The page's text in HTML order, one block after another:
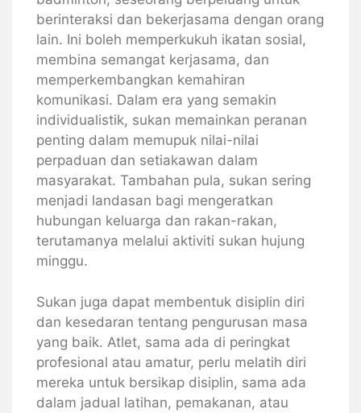
berinteraksi dan bekerjasama dengan orang
lain. Ini boleh memperkukuh ikatan sosial,
membina semangat kerjasama, dan
memperkembangkan kemahiran
komunikasi. Dalam era yang semakin
individualistik, sukan memainkan peranan
penting dalam memupuk nilai-nilai
perpaduan dan setiakawan dalam
masyarakat. Tambahan pula, sukan sering
menjadi landasan bagi mengeratkan
hubungan keluarga dan rakan-rakan,
terutamanya melalui aktiviti sukan hujung
minggu.
Sukan juga dapat membentuk disiplin diri
dan kesedaran tentang pengurusan masa
yang baik. Atlet, sama ada di peringkat
profesional atau amatur, perlu melatih diri
mereka untuk bersikap disiplin, sama ada
dalam jadual latihan, pemakanan, atau